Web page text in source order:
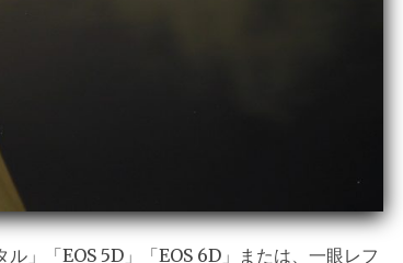
」「EOS 5D」「EOS 6D」または、一眼レフ